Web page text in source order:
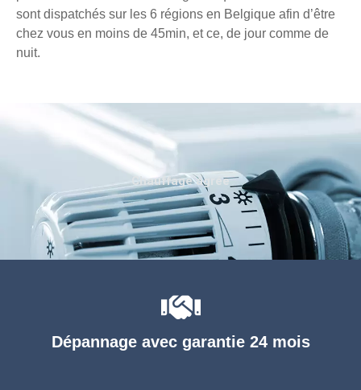
sont dispatchés sur les 6 régions en Belgique afin d’être
chez vous en moins de 45min, et ce, de jour comme de
nuit.
Dépannage avec garantie 24 mois
Chauffage agréé